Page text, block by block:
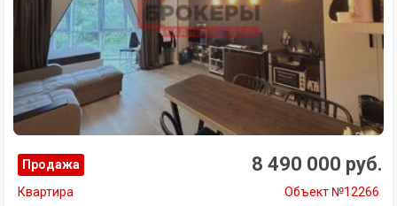
Продажа 8 490 000 руб.
Квартира Объект №12266